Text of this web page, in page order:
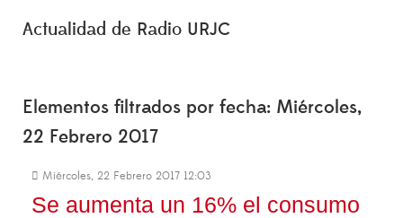
Actualidad de Radio URJC
Elementos filtrados por fecha: Miércoles,
22 Febrero 2017
Miércoles, 22 Febrero 2017 12:03
Se aumenta un 16% el consumo